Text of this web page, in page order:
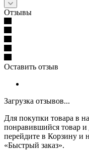
Отзывы
Оставить отзыв
Загрузка отзывов...
Для покупки товара в
понравившийся товар и
перейдите в Корзину и
«Быстрый заказ».